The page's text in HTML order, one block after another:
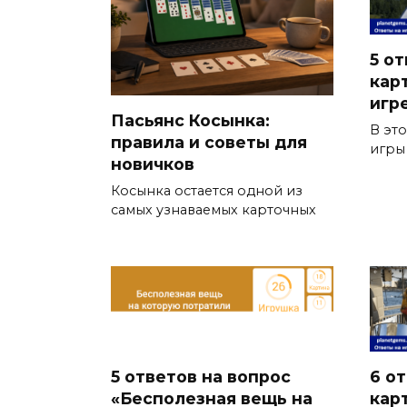
Пасьянс Косынка:
правила и советы для
новичков
Косынка остается одной из
самых узнаваемых карточных
5
В
5 ответов на вопрос
«Бесполезная вещь на
6